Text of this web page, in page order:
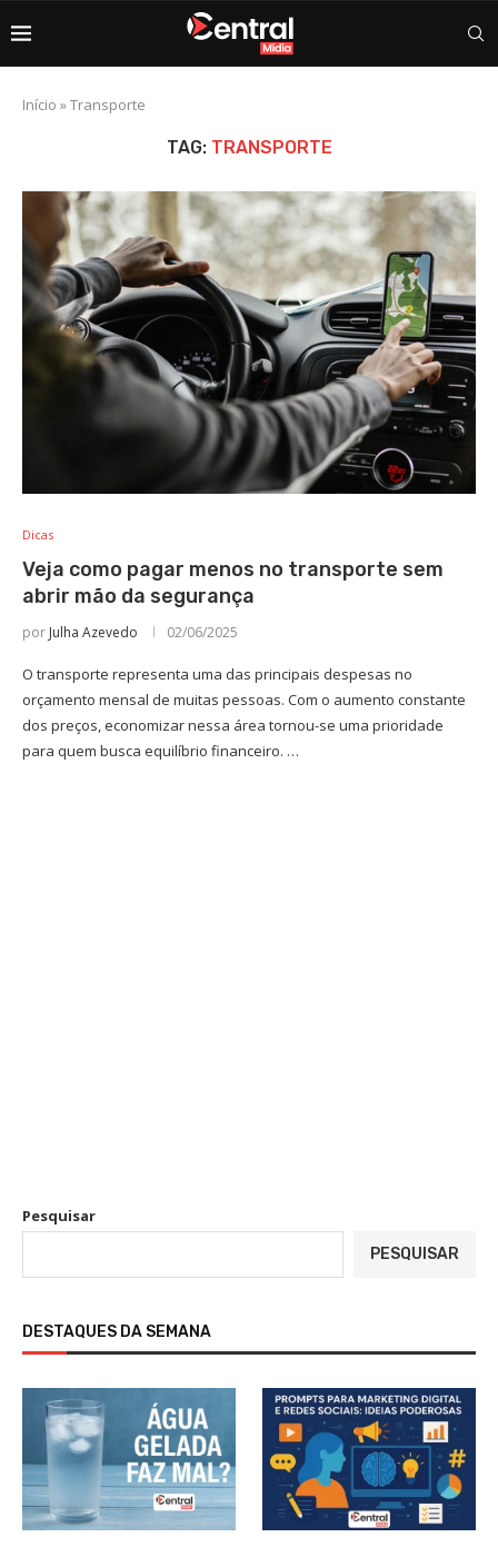
Início »Transporte
TAG: TRANSPORTE
Dicas
Veja como pagar menos no transporte sem
abrir mão da segurança
por Julha Azevedo 02/06/2025
O transporte representa uma das principais despesas no
orçamento mensal de muitas pessoas. Com o aumento constante
dos preços, economizar nessa área tornou-se uma prioridade
para quem busca equilíbrio financeiro. …
Pesquisar
PESQUISAR
DESTAQUES DA SEMANA